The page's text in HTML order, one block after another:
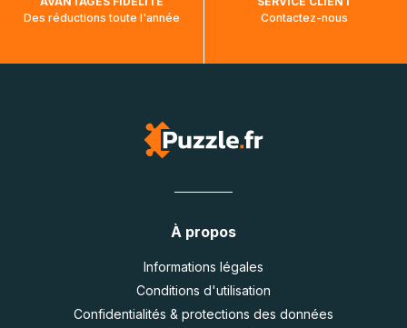
Des réductions toute l'année
Contactez-nous
À propos
Informations légales
Conditions d'utilisation
Confidentialités & protections des données